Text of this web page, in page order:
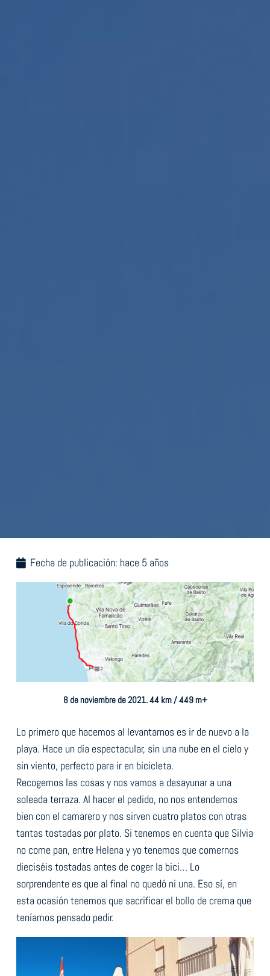
Fecha de publicación: hace 5 años
8 de noviembre de 2021. 44 km / 449 m+
Lo primero que hacemos al levantarnos es ir de nuevo a la
playa. Hace un día espectacular, sin una nube en el cielo y
sin viento, perfecto para ir en bicicleta.
Recogemos las cosas y nos vamos a desayunar a una
soleada terraza. Al hacer el pedido, no nos entendemos
bien con el camarero y nos sirven cuatro platos con otras
tantas tostadas por plato. Si tenemos en cuenta que Silvia
no come pan, entre Helena y yo tenemos que comernos
dieciséis tostadas antes de coger la bici… Lo
sorprendente es que al final no quedó ni una. Eso sí, en
esta ocasión tenemos que sacrificar el bollo de crema que
teníamos pensado pedir.